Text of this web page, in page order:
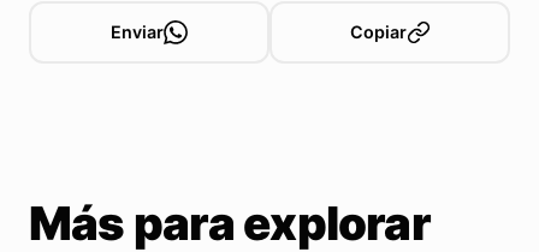
Enviar Copiar
Más para explorar